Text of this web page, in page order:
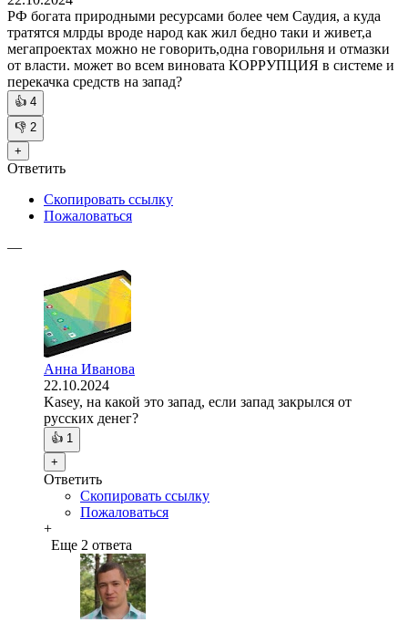
РФ богата природными ресурсами более чем Саудия, а куда
тратятся млрды вроде народ как жил бедно таки и живет,а
мегапроектах можно не говорить,одна говорильня и отмазки
от власти. может во всем виновата КОРРУПЦИЯ в системе и
перекачка средств на запад?
👍 4
👎 2
+
Ответить
Скопировать ссылку
Пожаловаться
—
Анна Иванова
22.10.2024
Kasey, на какой это запад, если запад закрылся от
русских денег?
👍 1
+
Ответить
Скопировать ссылку
Пожаловаться
+
Еще 2 ответа